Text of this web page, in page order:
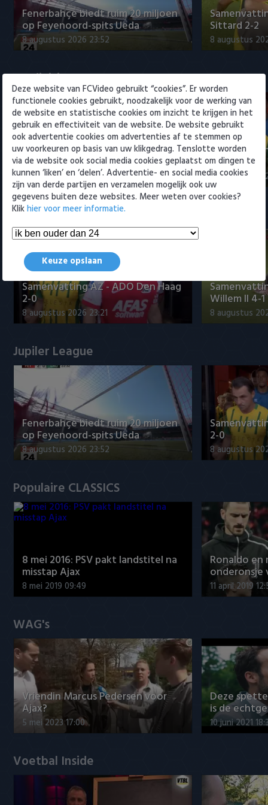
Fenerbahçe biedt ruim 20 miljoen
op Feyenoord-spits Ueda
8 augustus 2026 23:52
Sittard 2-2
8 augustus
Eredivisie
Fenerbahçe biedt ruim 20 miljoen
op Feyenoord-spits Ueda
8 augustus 2026 23:52
2-0
8 augustus
Samenvattingen Eredivisie
Samenvatting AZ - ADO Den Haag
2-0
8 augustus 2026 23:21
Willem II 4-1
8 augustus
Jupiler League
Fenerbahçe biedt ruim 20 miljoen
op Feyenoord-spits Ueda
8 augustus 2026 23:52
2-0
8 augustus
Populaire CLASSICS
8 mei 2016: PSV pakt landstitel na
misstap Ajax
8 mei 2019 09:49
Ronaldo
onderonsje
11 april 2019
WAG's
Vriendin Marcus Pedersen voor
Ajax?
5 mei 2023 17:00
Deze
is de
10 juni 2021
Voetbal Inside
Deze website van FCVideo gebruikt “cookies”. Er worden
functionele cookies gebruikt, noodzakelijk voor de werking van
de website en statistische cookies om inzicht te krijgen in het
gebruik en effectiviteit van de website. De website gebruikt
ook advertentie cookies om advertenties af te stemmen op
uw voorkeuren op basis van uw klikgedrag. Tenslotte worden
via de website ook social media cookies geplaatst om dingen te
kunnen ‘liken’ en ‘delen’. Advertentie- en social media cookies
zijn van derde partijen en verzamelen mogelijk ook uw
gegevens buiten deze websites. Meer weten over cookies?
Klikhier voor meer informatie.
Keuze opslaan